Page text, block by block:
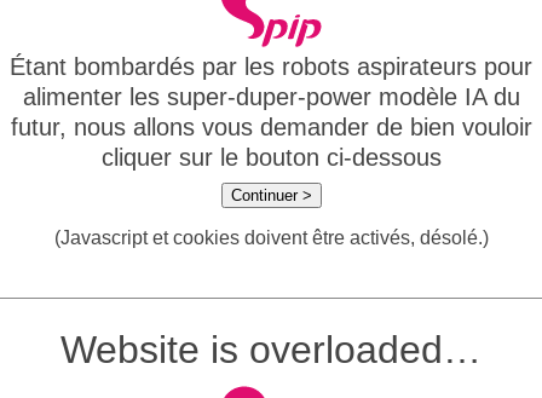
Étant bombardés par les robots aspirateurs pour
alimenter les super-duper-power modèle IA du
futur, nous allons vous demander de bien vouloir
cliquer sur le bouton ci-dessous
Continuer >
(Javascript et cookies doivent être activés, désolé.)
Website is overloaded…